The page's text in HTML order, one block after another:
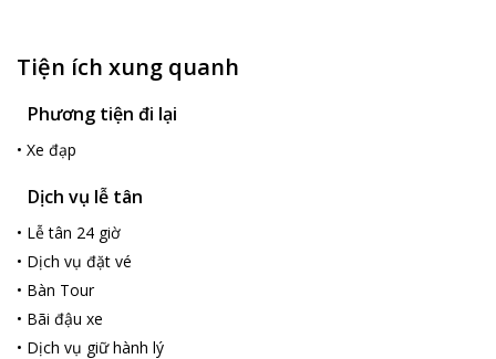
Tiện ích xung quanh
Phương tiện đi lại
• Xe đạp
Dịch vụ lễ tân
• Lễ tân 24 giờ
• Dịch vụ đặt vé
• Bàn Tour
• Bãi đậu xe
• Dịch vụ giữ hành lý